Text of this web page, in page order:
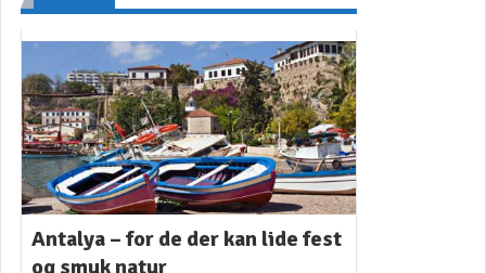
Antalya – for de der kan lide fest
og smuk natur